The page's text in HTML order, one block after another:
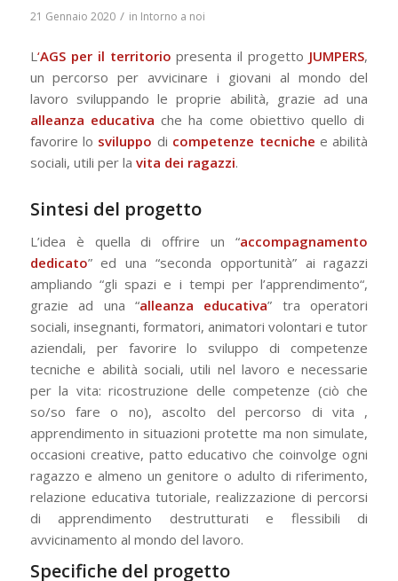
21 Gennaio 2020 / in Intorno a noi
L‘AGS per il territorio presenta il progetto JUMPERS,
un percorso per avvicinare i giovani al mondo del
lavoro sviluppando le proprie abilità, grazie ad una
alleanza educativache ha come obiettivo quello di
favorire lo sviluppo di competenze tecniche e abilità
sociali, utili per la vita dei ragazzi.
Sintesi del progetto
L’idea è quella di offrire un “accompagnamento
dedicato” ed una “seconda opportunità” ai ragazzi
ampliando “gli spazi e i tempi per l’apprendimento“,
grazie ad una “alleanza educativa” tra operatori
sociali, insegnanti, formatori, animatori volontari e tutor
aziendali, per favorire lo sviluppo di competenze
tecniche e abilità sociali, utili nel lavoro e necessarie
per la vita: ricostruzione delle competenze (ciò che
so/so fare o no), ascolto del percorso di vita ,
apprendimento in situazioni protette ma non simulate,
occasioni creative, patto educativo che coinvolge ogni
ragazzo e almeno un genitore o adulto di riferimento,
relazione educativa tutoriale, realizzazione di percorsi
di apprendimento destrutturati e flessibili di
avvicinamento al mondo del lavoro.
Specifiche del progetto